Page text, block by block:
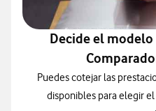
Decide el
Puedes cotejar las
disponibles para elegir